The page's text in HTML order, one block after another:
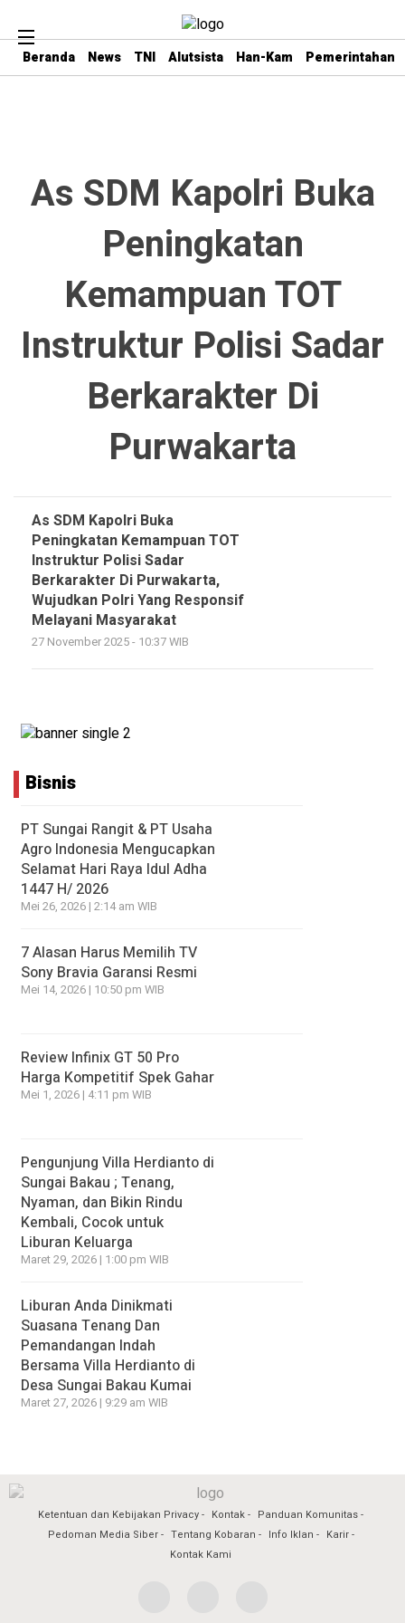
Beranda News TNI Alutsista Han-Kam Pemerintahan
As SDM Kapolri Buka
Peningkatan
Kemampuan TOT
Instruktur Polisi Sadar
Berkarakter Di
Purwakarta
As SDM Kapolri Buka
Peningkatan Kemampuan TOT
Instruktur Polisi Sadar
Berkarakter Di Purwakarta,
Wujudkan Polri Yang Responsif
Melayani Masyarakat
27 November 2025 - 10:37 WIB
Bisnis
PT Sungai Rangit & PT Usaha
Agro Indonesia Mengucapkan
Selamat Hari Raya Idul Adha
1447 H/ 2026
Mei 26, 2026 | 2:14 am WIB
7 Alasan Harus Memilih TV
Sony Bravia Garansi Resmi
Mei 14, 2026 | 10:50 pm WIB
Review Infinix GT 50 Pro
Harga Kompetitif Spek Gahar
Mei 1, 2026 | 4:11 pm WIB
Pengunjung Villa Herdianto di
Sungai Bakau ; Tenang,
Nyaman, dan Bikin Rindu
Kembali, Cocok untuk
Liburan Keluarga
Maret 29, 2026 | 1:00 pm WIB
Liburan Anda Dinikmati
Suasana Tenang Dan
Pemandangan Indah
Bersama Villa Herdianto di
Desa Sungai Bakau Kumai
Maret 27, 2026 | 9:29 am WIB
Ketentuan dan Kebijakan Privacy Kontak
Panduan Komunitas
Pedoman Media Siber
Tentang Kobaran Info Iklan
Karir
Kontak Kami